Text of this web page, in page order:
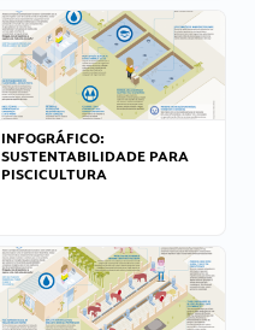
INFOGRÁFICO:
SUSTENTABILIDADE PARA
PISCICULTURA